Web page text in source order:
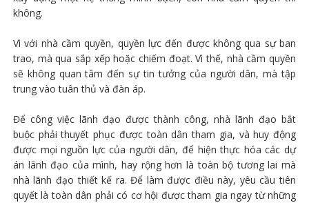
không.
Vì với nhà cầm quyền, quyền lực đến được không qua sự ban
trao, mà qua sắp xếp hoặc chiếm đoạt. Vì thế, nhà cầm quyền
sẽ không quan tâm đến sự tin tưởng của người dân, mà tập
trung vào tuân thủ và đàn áp.
Để công việc lãnh đạo được thành công, nhà lãnh đạo bắt
buộc phải thuyết phục được toàn dân tham gia, và huy động
được mọi nguồn lực của người dân, để hiện thực hóa các dự
án lãnh đạo của mình, hay rộng hơn là toàn bộ tương lai mà
nhà lãnh đạo thiết kế ra. Để làm được điều này, yêu cầu tiên
quyết là toàn dân phải có cơ hội được tham gia ngay từ những